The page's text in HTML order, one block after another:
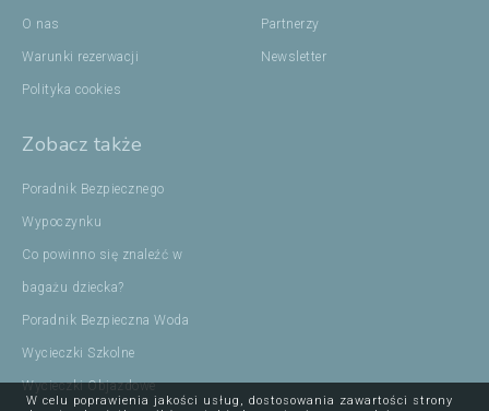
O nas
Warunki rezerwacji
Polityka cookies
Partnerzy
Newsletter
Zobacz także
Poradnik Bezpiecznego
Wypoczynku
Co powinno się znaleźć w
bagażu dziecka?
Poradnik Bezpieczna Woda
Wycieczki Szkolne
Wycieczki Objazdowe
W celu poprawienia jakości usług, dostosowania zawartości strony